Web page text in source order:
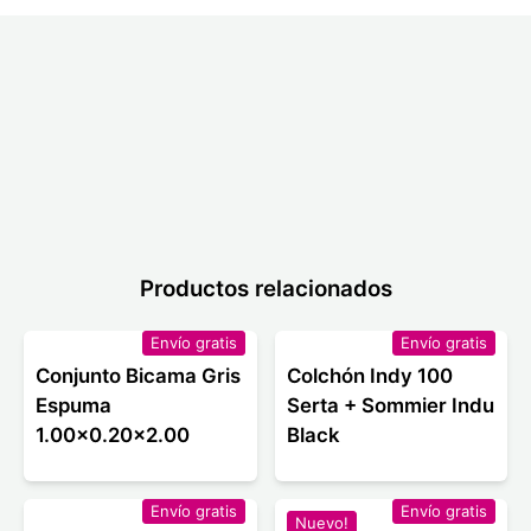
Productos relacionados
Envío gratis
Conjunto Bicama Gris
Espuma
1.00x0.20x2.00
Envío gratis
Colchón Indy 100
Serta + Sommier Indu
Black
Envío gratis
Nuevo!
Envío gratis